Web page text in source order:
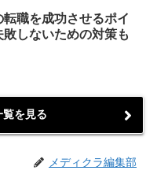
職を成功させるポイ
敗しないための対策も
を見る
メディクラ編集部